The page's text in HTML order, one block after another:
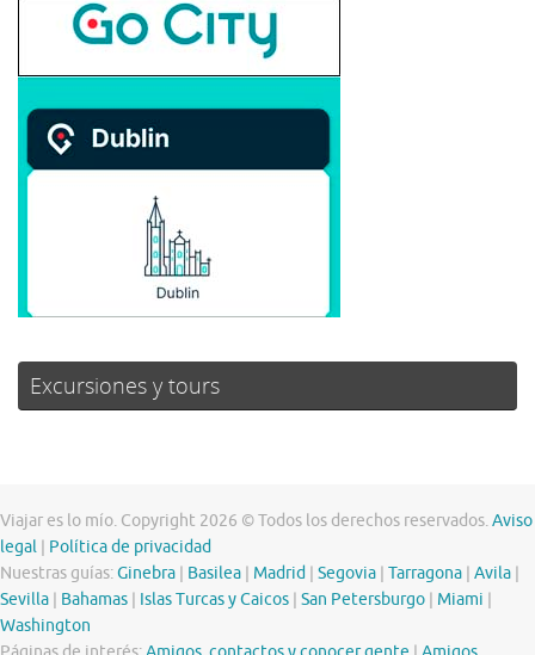
Excursiones y tours
Viajar es lo mío. Copyright 2026 © Todos los derechos reservados.Aviso
legal
Política de privacidad
Nuestras guías:Ginebra Basilea Madrid Segovia Tarragona Avila
Sevilla
Bahamas Islas Turcas y Caicos San Petersburgo Miami
Washington